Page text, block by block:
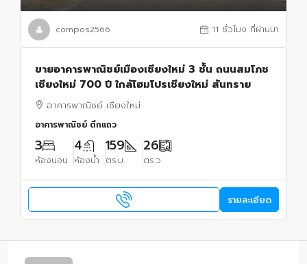
compos2566 11 ชั่วโมง ที่ผ่านมา
ขายอาคารพาณิชย์เมืองเชียงใหม่ 3 ชั้น ถนนสมโภช
เชียงใหม่ 700 ปี ใกล้โฮมโปรเชียงใหม่ สันทราย
อาคารพาณิชย์ เชียงใหม่
อาคารพาณิชย์ ตึกแถว
3
ห้องนอน
4
ห้องน้ำ
159
ตร.ม.
26
ตร.ว.
รายละเอียด